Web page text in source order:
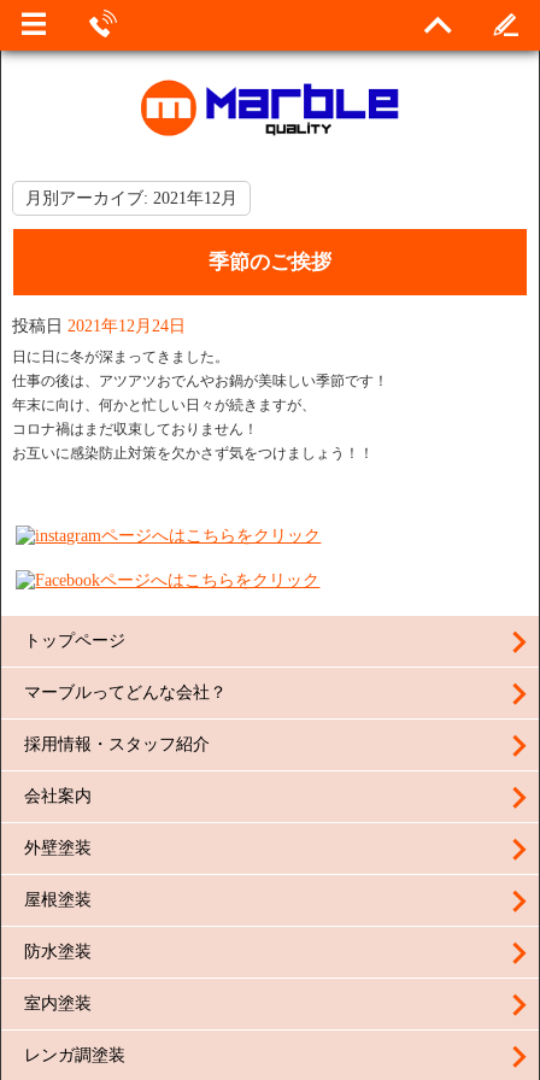
月別アーカイブ: 2021年12月
季節のご挨拶
投稿日 2021年12月24日
日に日に冬が深まってきました。
仕事の後は、アツアツおでんやお鍋が美味しい季節です！
年末に向け、何かと忙しい日々が続きますが、
コロナ禍はまだ収束しておりません！
お互いに感染防止対策を欠かさず気をつけましょう！！
トップページ
マーブルってどんな会社？
採用情報・スタッフ紹介
会社案内
外壁塗装
屋根塗装
防水塗装
室内塗装
レンガ調塗装